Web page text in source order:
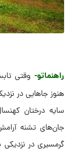
راهنماتو- وقتی
هنوز جاهایی در
سایه درختان
جان‌های تشنه
گرمسیری در